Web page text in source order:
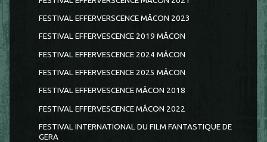
FESTIVAL EFFERVERSCENCE MÂCON 2023
FESTIVAL EFFERVESCENCE 2019 MÂCON
FESTIVAL EFFERVESCENCE 2024 MÂCON
FESTIVAL EFFERVESCENCE 2025 MÂCON
FESTIVAL EFFERVESCENCE MÂCON 2018
FESTIVAL EFFERVESCENCE MÂCON 2022
FESTIVAL INTERNATIONAL DU FILM FANTASTIQUE DE
GERA